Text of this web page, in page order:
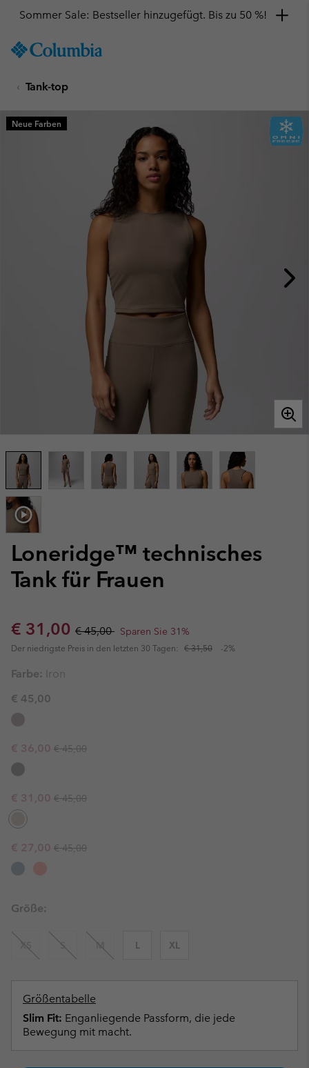
TO
SKIP
MAIN
NAV
Sommer Sale: Bestseller hinzugefügt. Bis zu 50 %!
Tank-top
Loneridge™ technisches
Tank für Frauen
Sale price:
€ 31,00 Regular price:
€ 45,00 Sparen Sie 31%
Der niedrigste Preis in den letzten 30 Tagen: € 31,50 -2%
Neue Farben
Farbe:
Iron
€ 45,00
Sale price:
€ 36,00 Regular price:
€ 45,00
Sale price:
€ 31,00 Regular price:
€ 45,00
Sale price:
€ 27,00 Regular price:
€ 45,00
Größe:
XS S M L XL
Größentabelle
Slim Fit: Enganliegende Passform, die jede
Bewegung mit macht.